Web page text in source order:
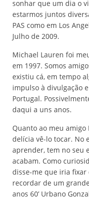
sonhar que um dia o
estarmos juntos
PAS como em Los
Julho de 2009.
Michael Lauren foi
em 1997. Somos
existiu cá, em tempo
impulso à divulgação
Portugal.
daqui a uns anos.
Quanto ao meu amigo
delícia vê-lo tocar. No
aprender, tem no seu
acabam. Como
disse-me que iria
recordar de um
anos 60’ Urbano